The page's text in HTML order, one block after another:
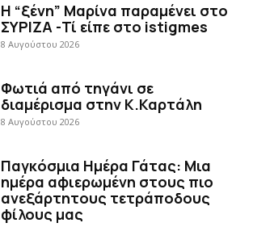
Η “ξένη” Μαρίνα παραμένει στο
ΣΥΡΙΖΑ -Τί είπε στο istigmes
8 Αυγούστου 2026
Φωτιά από τηγάνι σε
διαμέρισμα στην Κ.Καρτάλη
8 Αυγούστου 2026
Παγκόσμια Ημέρα Γάτας: Μια
ημέρα αφιερωμένη στους πιο
ανεξάρτητους τετράποδους
φίλους μας